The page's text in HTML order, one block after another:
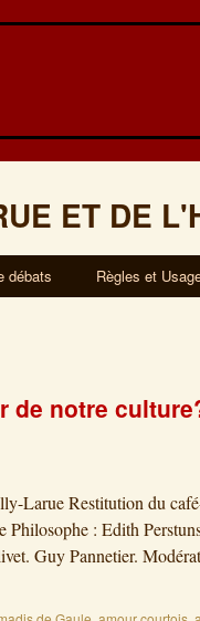
ET DE
débats Règles et
de notre
Larue Restitution du
Philosophe : Edith
Guy Pannetier.